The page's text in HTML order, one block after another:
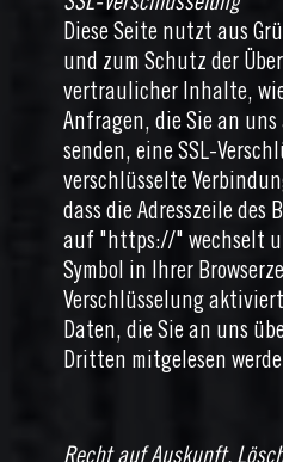
SSL-Verschlüsselung
Diese Seite nutzt aus
und zum Schutz der
vertraulicher Inhalte,
Anfragen, die Sie an
senden, eine SSL-
verschlüsselte
dass die Adresszeile des
auf "https://" wechselt
Symbol in Ihrer
Verschlüsselung
Daten, die Sie an uns
Dritten mitgelesen